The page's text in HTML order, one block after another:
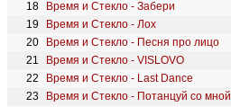
Время и Стекло - Забери
Время и Стекло - Лох
Время и Стекло - Песня про лицо
Время и Стекло - VISLOVO
Время и Стекло - Last Dance
Время и Стекло - Потанцуй со мной